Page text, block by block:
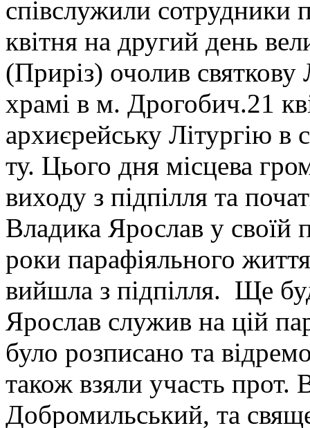
співслужили сотрудники
квітня на другий день
(Приріз) очолив святкову
храмі в м. Дрогобич.21
архиєрейську Літургію
ту. Цього дня місцева
виходу з підпілля та
Владика Ярослав у своїй
роки парафіяльного
вийшла з підпілля. Ще
Ярослав служив на цій
було розписано та
також взяли участь прот.
Добромильський, та